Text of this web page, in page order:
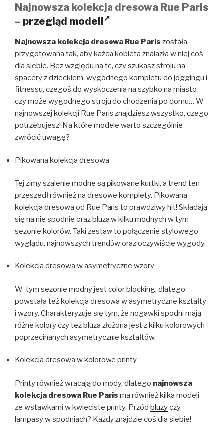
Najnowsza kolekcja dresowa Rue Paris
– przegląd modeli
Najnowsza kolekcja dresowa Rue Paris została
przygotowana tak, aby każda kobieta znalazła w niej coś
dla siebie. Bez względu na to, czy szukasz stroju na
spacery z dzieckiem, wygodnego kompletu do joggingu i
fitnessu, czegoś do wyskoczenia na szybko na miasto
czy może wygodnego stroju do chodzenia po domu… W
najnowszej kolekcji Rue Paris znajdziesz wszystko, czego
potrzebujesz! Na które modele warto szczególnie
zwrócić uwagę?
Pikowana kolekcja dresowa
Tej zimy szalenie modne są pikowane kurtki, a trend ten
przeszedł również na dresowe komplety. Pikowana
kolekcja dresowa od Rue Paris to prawdziwy hit! Składają
się na nie spodnie oraz bluza w kilku modnych w tym
sezonie kolorów. Taki zestaw to połączenie stylowego
wyglądu, najnowszych trendów oraz oczywiście wygody.
Kolekcja dresowa w asymetryczne wzory
W tym sezonie modny jest color blocking, dlatego
powstała też kolekcja dresowa w asymetryczne kształty
i wzory. Charakteryzuje się tym, że nogawki spodni mają
różne kolory czy też bluza złożona jest z kilku kolorowych
poprzecinanych asymetrycznie kształtów.
Kolekcja dresowa w kolorowe printy
Printy również wracają do mody, dlatego najnowsza
kolekcja dresowa Rue Paris ma również kilka modeli
ze wstawkami w kwieciste printy. Przód bluzyczy
lampasy w spodniach? Każdy znajdzie coś dla siebie!